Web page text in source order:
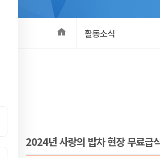
활동소식
2024년 사랑의 밥차 현장 무료급